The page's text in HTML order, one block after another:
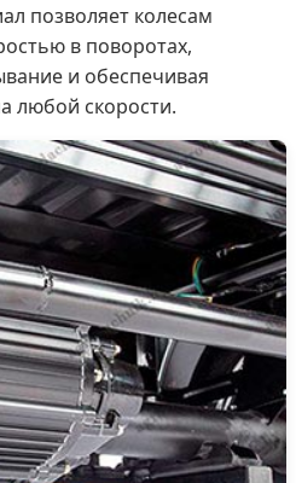
позволяет колесам
в поворотах,
и обеспечивая
любой скорости.